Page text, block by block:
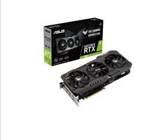
Paměť: 12 GB GDDR6X Šířka paměťové
sběrnice: 384-bit Rozhraní: PCI Express
4.0 Open GL: 4.6 Frekvence jádra: * OC
mode : 1815 MHz (Boost Clock) * Gaming
mode : 1785 MHz (Boost Clock)
Frekvence paměti: 19 000 MHz Ma...